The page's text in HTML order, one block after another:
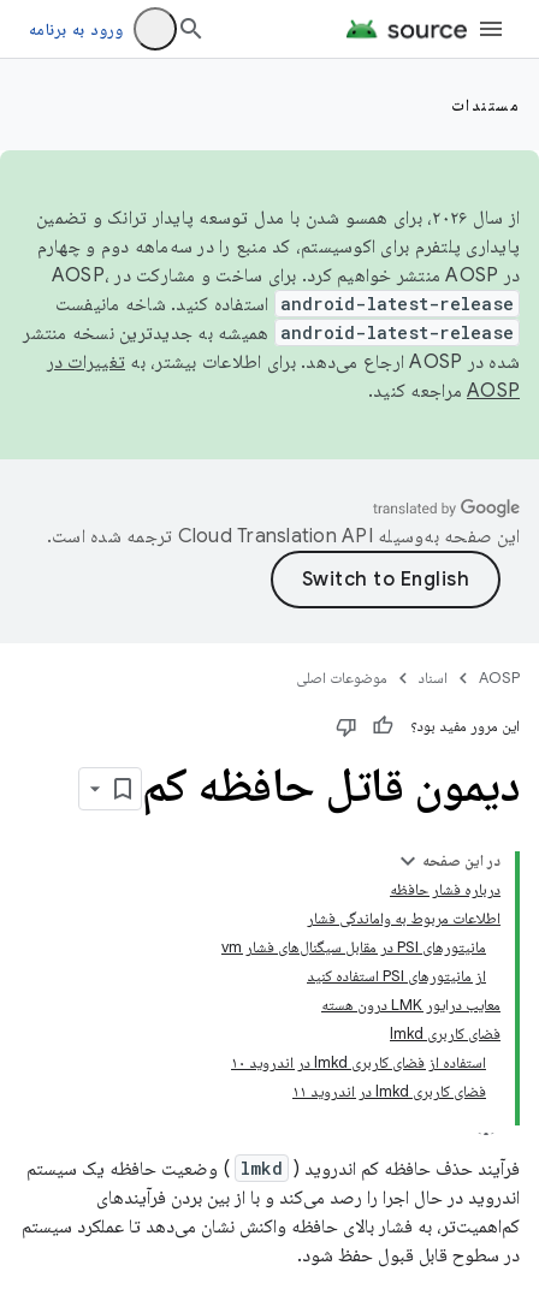
ورود به برنامه
مستندات
از سال ۲۰۲۶، برای همسو شدن با مدل توسعه پایدار ترانک و تضمین
پایداری پلتفرم برای اکوسیستم، کد منبع را در سه‌ماهه دوم و چهارم
در AOSP منتشر خواهیم کرد. برای ساخت و مشارکت در AOSP،
android-latest-release استفاده کنید. شاخه مانیفست
android-latest-release
همیشه به جدیدترین نسخه منتشر
شده در AOSP ارجاع می‌دهد. برای اطلاعات بیشتر، به
تغییرات در
AOSP مراجعه کنید.
این صفحه به‌وسیله ترجمه شده است.
AOSP اسناد موضوعات اصلی
این مرور مفید بود؟
دیمون قاتل حافظه کم
در این صفحه
درباره فشار حافظه
اطلاعات مربوط به واماندگی فشار
مانیتورهای PSI در مقابل سیگنال‌های فشار vm
از مانیتورهای PSI استفاده کنید
معایب درایور LMK درون هسته
فضای کاربری lmkd
استفاده از فضای کاربری lmkd در اندروید ۱۰
فضای کاربری lmkd در اندروید ۱۱
فرآیند حذف حافظه کم اندروید ( lmkd ) وضعیت حافظه یک سیستم
اندروید در حال اجرا را رصد می‌کند و با از بین بردن فرآیندهای
کم‌اهمیت‌تر، به فشار بالای حافظه واکنش نشان می‌دهد تا عملکرد سیستم
در سطوح قابل قبول حفظ شود.